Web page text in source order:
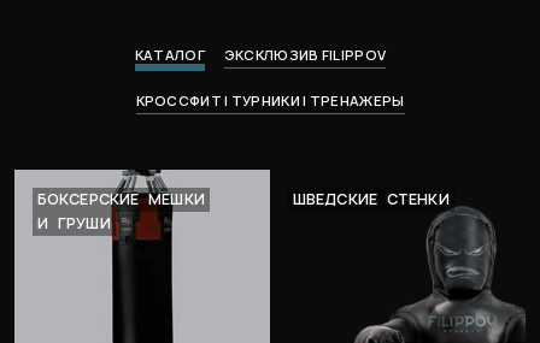
КАТАЛОГ ЭКСКЛЮЗИВ FILIPPOV
КРОССФИТ | ТУРНИКИ | ТРЕНАЖЕРЫ
БОКСЕРСКИЕ МЕШКИ
И ГРУШИ
ШВЕДСКИЕ СТЕНКИ